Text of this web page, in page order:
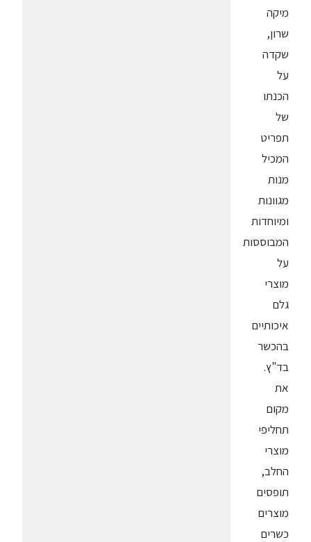
מיקה
שרון,
שקדה
על
הכנתו
של
תפריט
המכיל
מנות
מגוונות
ומיוחדות
המבוססות
על
מוצרי
גלם
איכותיים
בהכשר
בד"ץ.
את
מקום
תחליפי
מוצרי
החלב,
תופסים
מוצרים
כשרים